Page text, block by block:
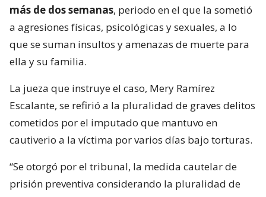
más de dos semanas, periodo en el que la sometió
a agresiones físicas, psicológicas y sexuales, a lo
que se suman insultos y amenazas de muerte para
ella y su familia.
La jueza que instruye el caso, Mery Ramírez
Escalante, se refirió a la pluralidad de graves delitos
cometidos por el imputado que mantuvo en
cautiverio a la víctima por varios días bajo torturas.
“Se otorgó por el tribunal, la medida cautelar de
prisión preventiva considerando la pluralidad de